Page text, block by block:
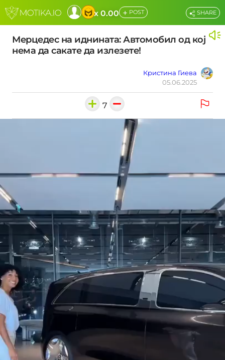
x 0.00 + POST
Мерцедес на иднината: Автомобил од кој
нема да сакате да излезете!
Кристина Гиева
05.06.2025
SHARE
7